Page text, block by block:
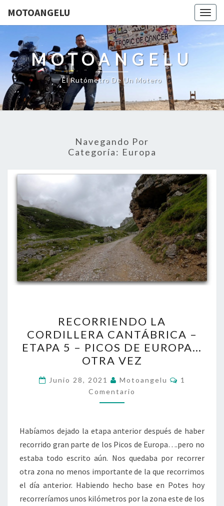
MOTOANGELU
MOTOANGELU
El Rutómetro De Un Motero
Navegando Por
Categoría: Europa
LA
CORDILLERA
CANTÁBRICA
–
ETAPA
5
–
DE
EUROPA…
OTRA
VEZ
RECORRIENDO LA
CORDILLERA CANTÁBRICA –
ETAPA 5 – PICOS DE EUROPA…
OTRA VEZ
Junio 28, 2021 Motoangelu
1
Comentario
Habíamos dejado la etapa anterior después de haber
recorrido gran parte de los Picos de Europa….pero no
estaba todo escrito aún. Nos quedaba por recorrer
otra zona no menos importante de la que recorrimos
el día anterior. Habiendo hecho base en Potes hoy
recorreríamos unos kilómetros por la zona este de los